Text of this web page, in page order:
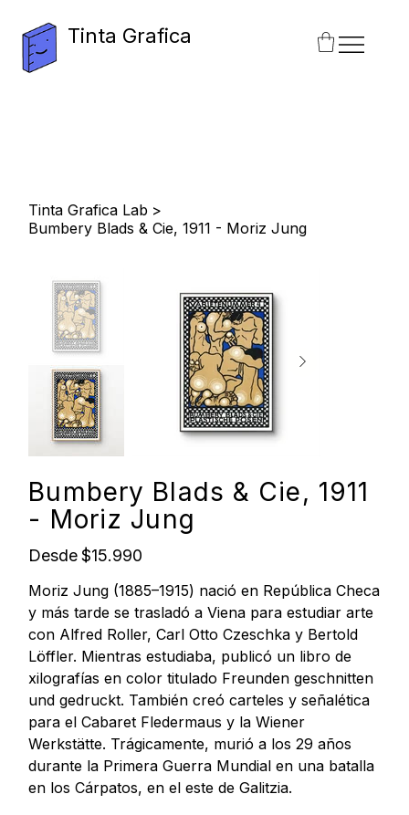
Tinta Grafica
Tinta Grafica Lab >
Bumbery Blads & Cie, 1911 - Moriz Jung
Bumbery Blads & Cie, 1911
- Moriz Jung
Desde Precio
$15.990
Moriz Jung (1885–1915) nació en República Checa
y más tarde se trasladó a Viena para estudiar arte
con Alfred Roller, Carl Otto Czeschka y Bertold
Löffler. Mientras estudiaba, publicó un libro de
xilografías en color titulado Freunden geschnitten
und gedruckt. También creó carteles y señalética
para el Cabaret Fledermaus y la Wiener
Werkstätte. Trágicamente, murió a los 29 años
durante la Primera Guerra Mundial en una batalla
en los Cárpatos, en el este de Galitzia.